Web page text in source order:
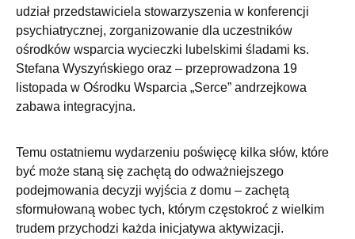
udział przedstawiciela stowarzyszenia w konferencji
psychiatrycznej, zorganizowanie dla uczestników
ośrodków wsparcia wycieczki lubelskimi śladami ks.
Stefana Wyszyńskiego oraz – przeprowadzona 19
listopada w Ośrodku Wsparcia „Serce” andrzejkowa
zabawa integracyjna.
Temu ostatniemu wydarzeniu poświęcę kilka słów, które
być może staną się zachętą do odważniejszego
podejmowania decyzji wyjścia z domu – zachętą
sformułowaną wobec tych, którym częstokroć z wielkim
trudem przychodzi każda inicjatywa aktywizacji.